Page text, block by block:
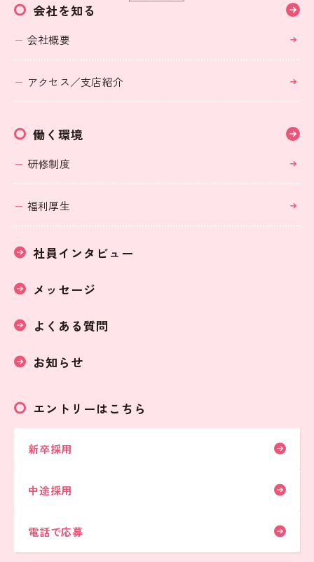
会社を知る
会社概要
アクセス／支店紹介
働く環境
研修制度
福利厚生
社員インタビュー
メッセージ
よくある質問
お知らせ
エントリーはこちら
新卒採用
中途採用
電話で応募